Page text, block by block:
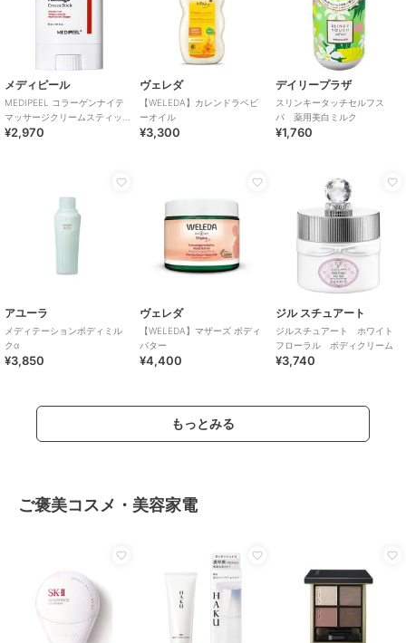
メディピール
MEDIPEEL コラーゲンナイテ
マッサージクリームスティッ
ク(韓国コスメ)
¥2,970
ヴェレダ
【WELEDA】カレンドラベビ
ーオイル
¥3,300
デイリープラザ
スリンキータッチセルフス
パ 薬用美白ミルク
¥1,760
アユーラ
メディテーションボディミル
クα
¥3,850
ヴェレダ
【WELEDA】マザーズ ボディ
バター
¥4,400
ジル スチュアート
ジルスチュアート ホワイト
フローラル ボディクリーム
¥3,740
もっとみる
ご褒美コスメ・美容家電